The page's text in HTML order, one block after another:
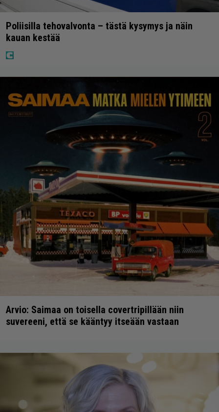
Poliisilla tehovalvonta – tästä kysymys ja näin
kauan kestää
Arvio: Saimaa on toisella covertripillään niin
suvereeni, että se kääntyy itseään vastaan